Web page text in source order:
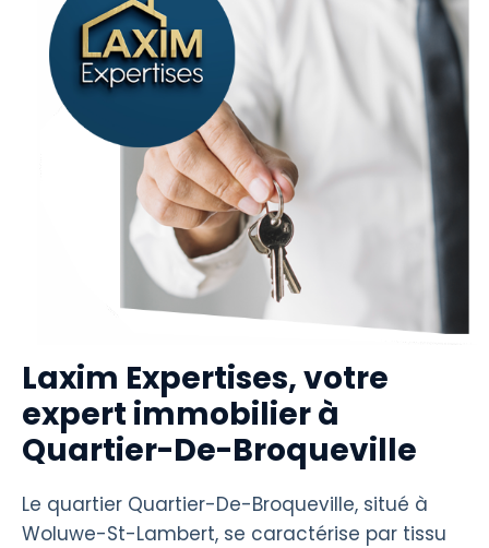
Laxim Expertises, votre
expert immobilier à
Quartier-De-Broqueville
Le quartier Quartier-De-Broqueville, situé à
Woluwe-St-Lambert, se caractérise par tissu